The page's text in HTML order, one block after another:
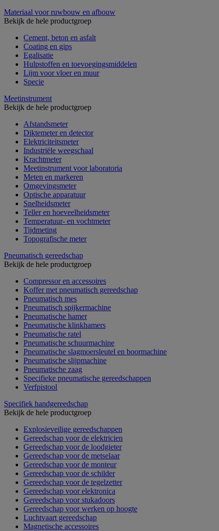
Materiaal voor ruwbouw en afbouw
Bekijk de hele productgroep
Cement, beton en asfalt
Coating en gips
Egalisatie
Hulpstoffen en toevoegingsmiddelen
Lijm voor vloer en muur
Specie
Meetinstrument
Bekijk de hele productgroep
Afstandsmeter
Diktemeter en detector
Elektriciteitsmeter
Industriële weegschaal
Krachtmeter
Meetinstrument voor laboratoria
Meten en markeren
Omgevingsmeter
Optische apparatuur
Snelheidsmeter
Teller en hoeveelheidsmeter
Temperatuur- en vochtmeter
Tijdmeting
Topografische meter
Pneumatisch gereedschap
Bekijk de hele productgroep
Compressor en accessoires
Koffer met pneumatisch gereedschap
Pneumatisch mes
Pneumatisch spijkermachine
Pneumatische hamer
Pneumatische klinkhamers
Pneumatische ratel
Pneumatische schuurmachine
Pneumatische slagmoersleutel en boormachine
Pneumatische slijpmachine
Pneumatische zaag
Specifieke pneumatische gereedschappen
Verfpistool
Specifiek handgereedschap
Bekijk de hele productgroep
Explosieveilige gereedschappen
Gereedschap voor de elektricien
Gereedschap voor de loodgieter
Gereedschap voor de metselaar
Gereedschap voor de monteur
Gereedschap voor de schilder
Gereedschap voor de tegelzetter
Gereedschap voor elektronica
Gereedschap voor stukadoors
Gereedschap voor werken op hoogte
Luchtvaart gereedschap
Magnetische accessoires